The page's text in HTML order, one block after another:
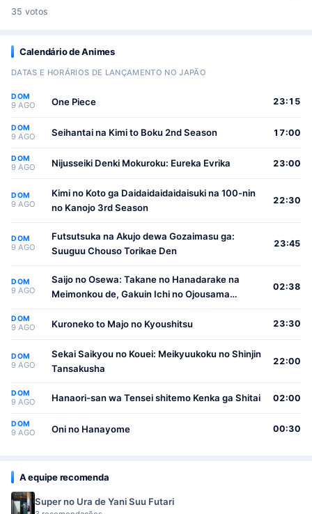
35 votos
Calendário de Animes
DATAS E HORÁRIOS DE LANÇAMENTO NO JAPÃO
DOM
9 AGO One Piece 23:15
DOM
9 AGO Seihantai na Kimi to Boku 2nd Season 17:00
DOM
9 AGO Nijusseiki Denki Mokuroku: Eureka Evrika 23:00
DOM
9 AGO
Kimi no Koto ga Daidaidaidaidaisuki na 100-nin
no Kanojo 3rd Season
22:30
DOM
9 AGO
Futsutsuka na Akujo dewa Gozaimasu ga:
Suuguu Chouso Torikae Den
23:45
DOM
9 AGO
Saijo no Osewa: Takane no Hanadarake na
Meimonkou de, Gakuin Ichi no Ojousama
Osewa suru Koto ni Narimashita
02:38
DOM
9 AGO Kuroneko to Majo no Kyoushitsu 23:30
DOM
9 AGO
Sekai Saikyou no Kouei: Meikyuukoku no Shinjin
Tansakusha
22:00
DOM
9 AGO Hanaori-san wa Tensei shitemo Kenka ga Shitai 02:00
DOM
9 AGO Oni no Hanayome 00:30
A equipe recomenda
Super no Ura de Yani Suu Futari